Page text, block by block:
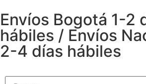
Envíos Bogotá 1-2
hábiles / Envíos
2-4 días hábiles